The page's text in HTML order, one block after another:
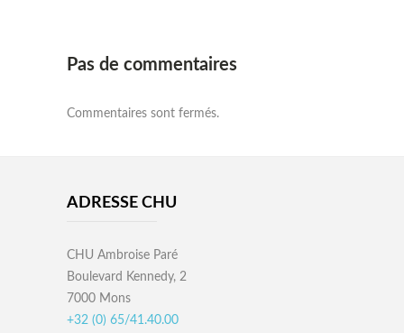
Pas de commentaires
Commentaires sont fermés.
ADRESSE CHU
CHU Ambroise Paré
Boulevard Kennedy, 2
7000 Mons
+32 (0) 65/41.40.00